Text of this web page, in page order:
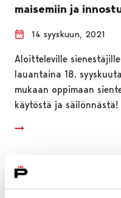
maisemiin ja
14 syyskuun, 2021
Aloitteleville
lauantaina 18.
mukaan oppimaan
käytöstä ja säilönnästä!